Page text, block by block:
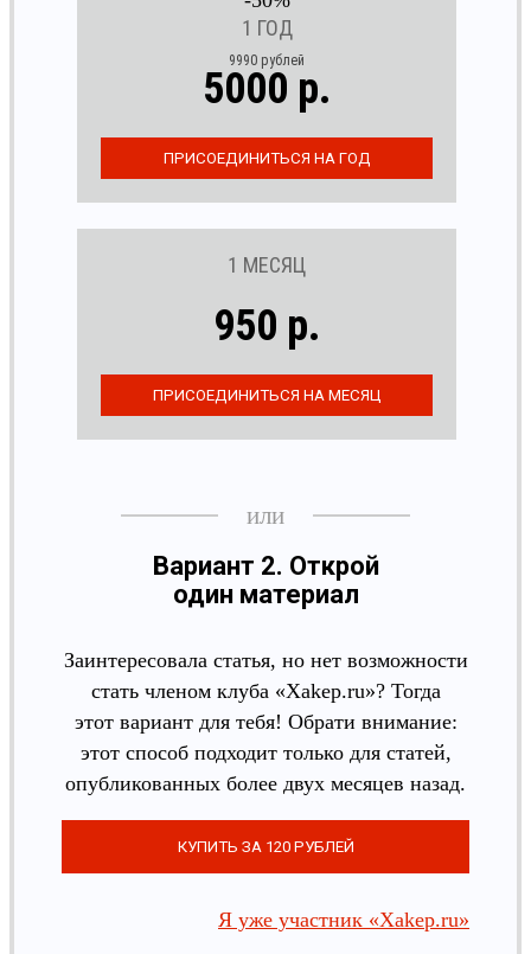
1 ГОД
9990 рублей
5000 р.
1 МЕСЯЦ
950 р.
Вариант 2. Открой
один материал
Заинтересовала статья, но нет возможности
стать членом клуба «Xakep.ru»? Тогда
этот вариант для тебя! Обрати внимание:
этот способ подходит только для статей,
опубликованных более двух месяцев назад.
Я уже участник «Xakep.ru»